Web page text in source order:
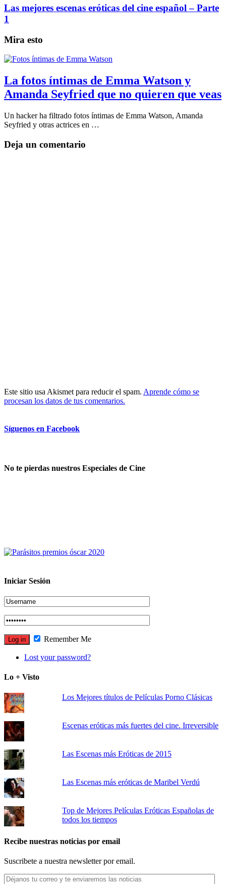
Las mejores escenas eróticas del cine español – Parte
1
Mira esto
La fotos íntimas de Emma Watson y
Amanda Seyfried que no quieren que veas
Un hacker ha filtrado fotos íntimas de Emma Watson, Amanda
Seyfried y otras actrices en …
Deja un comentario
Este sitio usa Akismet para reducir el spam. Aprende cómo se
procesan los datos de tus comentarios.
Síguenos en Facebook
No te pierdas nuestros Especiales de Cine
Iniciar Sesión
Remember Me
Lost your password?
Lo + Visto
Los Mejores títulos de Películas Porno Clásicas
Escenas eróticas más fuertes del cine. Irreversible
Las Escenas más Eróticas de 2015
Las Escenas más eróticas de Maribel Verdú
Top de Mejores Películas Eróticas Españolas de
todos los tiempos
Recibe nuestras noticias por email
Suscribete a nuestra newsletter por email.
Déjanos